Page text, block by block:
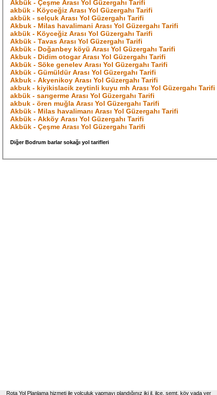
Akbük - Çeşme Arası Yol Güzergahı Tarifi
akbük - Köyceğiz Arası Yol Güzergahı Tarifi
akbük - selçuk Arası Yol Güzergahı Tarifi
Akbuk - Milas havalimani Arası Yol Güzergahı Tarifi
akbük - Köyceğiz Arası Yol Güzergahı Tarifi
Akbük - Tavas Arası Yol Güzergahı Tarifi
Akbük - Doğanbey köyü Arası Yol Güzergahı Tarifi
Akbuk - Didim otogar Arası Yol Güzergahı Tarifi
Akbük - Söke genelev Arası Yol Güzergahı Tarifi
Akbük - Gümüldür Arası Yol Güzergahı Tarifi
Akbuk - Akyenikoy Arası Yol Güzergahı Tarifi
akbuk - kiyikislacik zeytinli kuyu mh Arası Yol Güzergahı Tarifi
akbük - sarıgerme Arası Yol Güzergahı Tarifi
akbuk - ören muğla Arası Yol Güzergahı Tarifi
Akbük - Milas havalimanı Arası Yol Güzergahı Tarifi
Akbük - Akköy Arası Yol Güzergahı Tarifi
Akbük - Çeşme Arası Yol Güzergahı Tarifi
Diğer Bodrum barlar sokağı yol tarifleri
Rota Yol Planlama hizmeti ile yolculuk yapmayı plandığınız iki il, ilçe, semt, köy yada yer